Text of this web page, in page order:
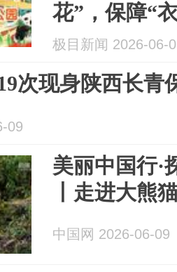
花”，保障“
极目新闻 2026-06-
次现身陕西长青
09
美丽中国行·
丨走进大熊
中国网 2026-06-09